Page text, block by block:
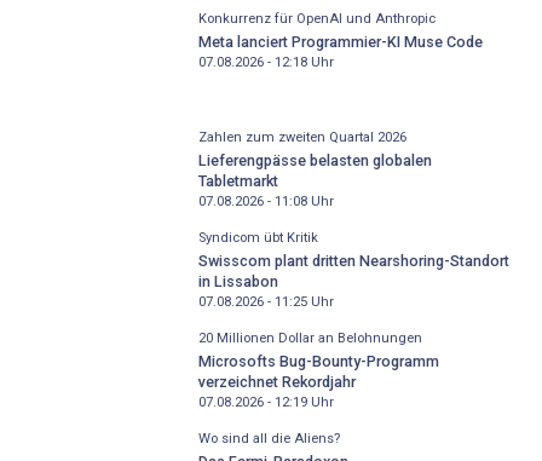
Konkurrenz für OpenAI und Anthropic
Meta lanciert Programmier-KI Muse Code
07.08.2026 - 12:18Uhr
Zahlen zum zweiten Quartal 2026
Lieferengpässe belasten globalen
Tabletmarkt
07.08.2026 - 11:08Uhr
Syndicom übt Kritik
Swisscom plant dritten Nearshoring-Standort
in Lissabon
07.08.2026 - 11:25Uhr
20 Millionen Dollar an Belohnungen
Microsofts Bug-Bounty-Programm
verzeichnet Rekordjahr
07.08.2026 - 12:19Uhr
Wo sind all die Aliens?